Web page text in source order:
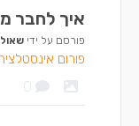
איך לחבר
פורסם על ידי שאול
פורום
0